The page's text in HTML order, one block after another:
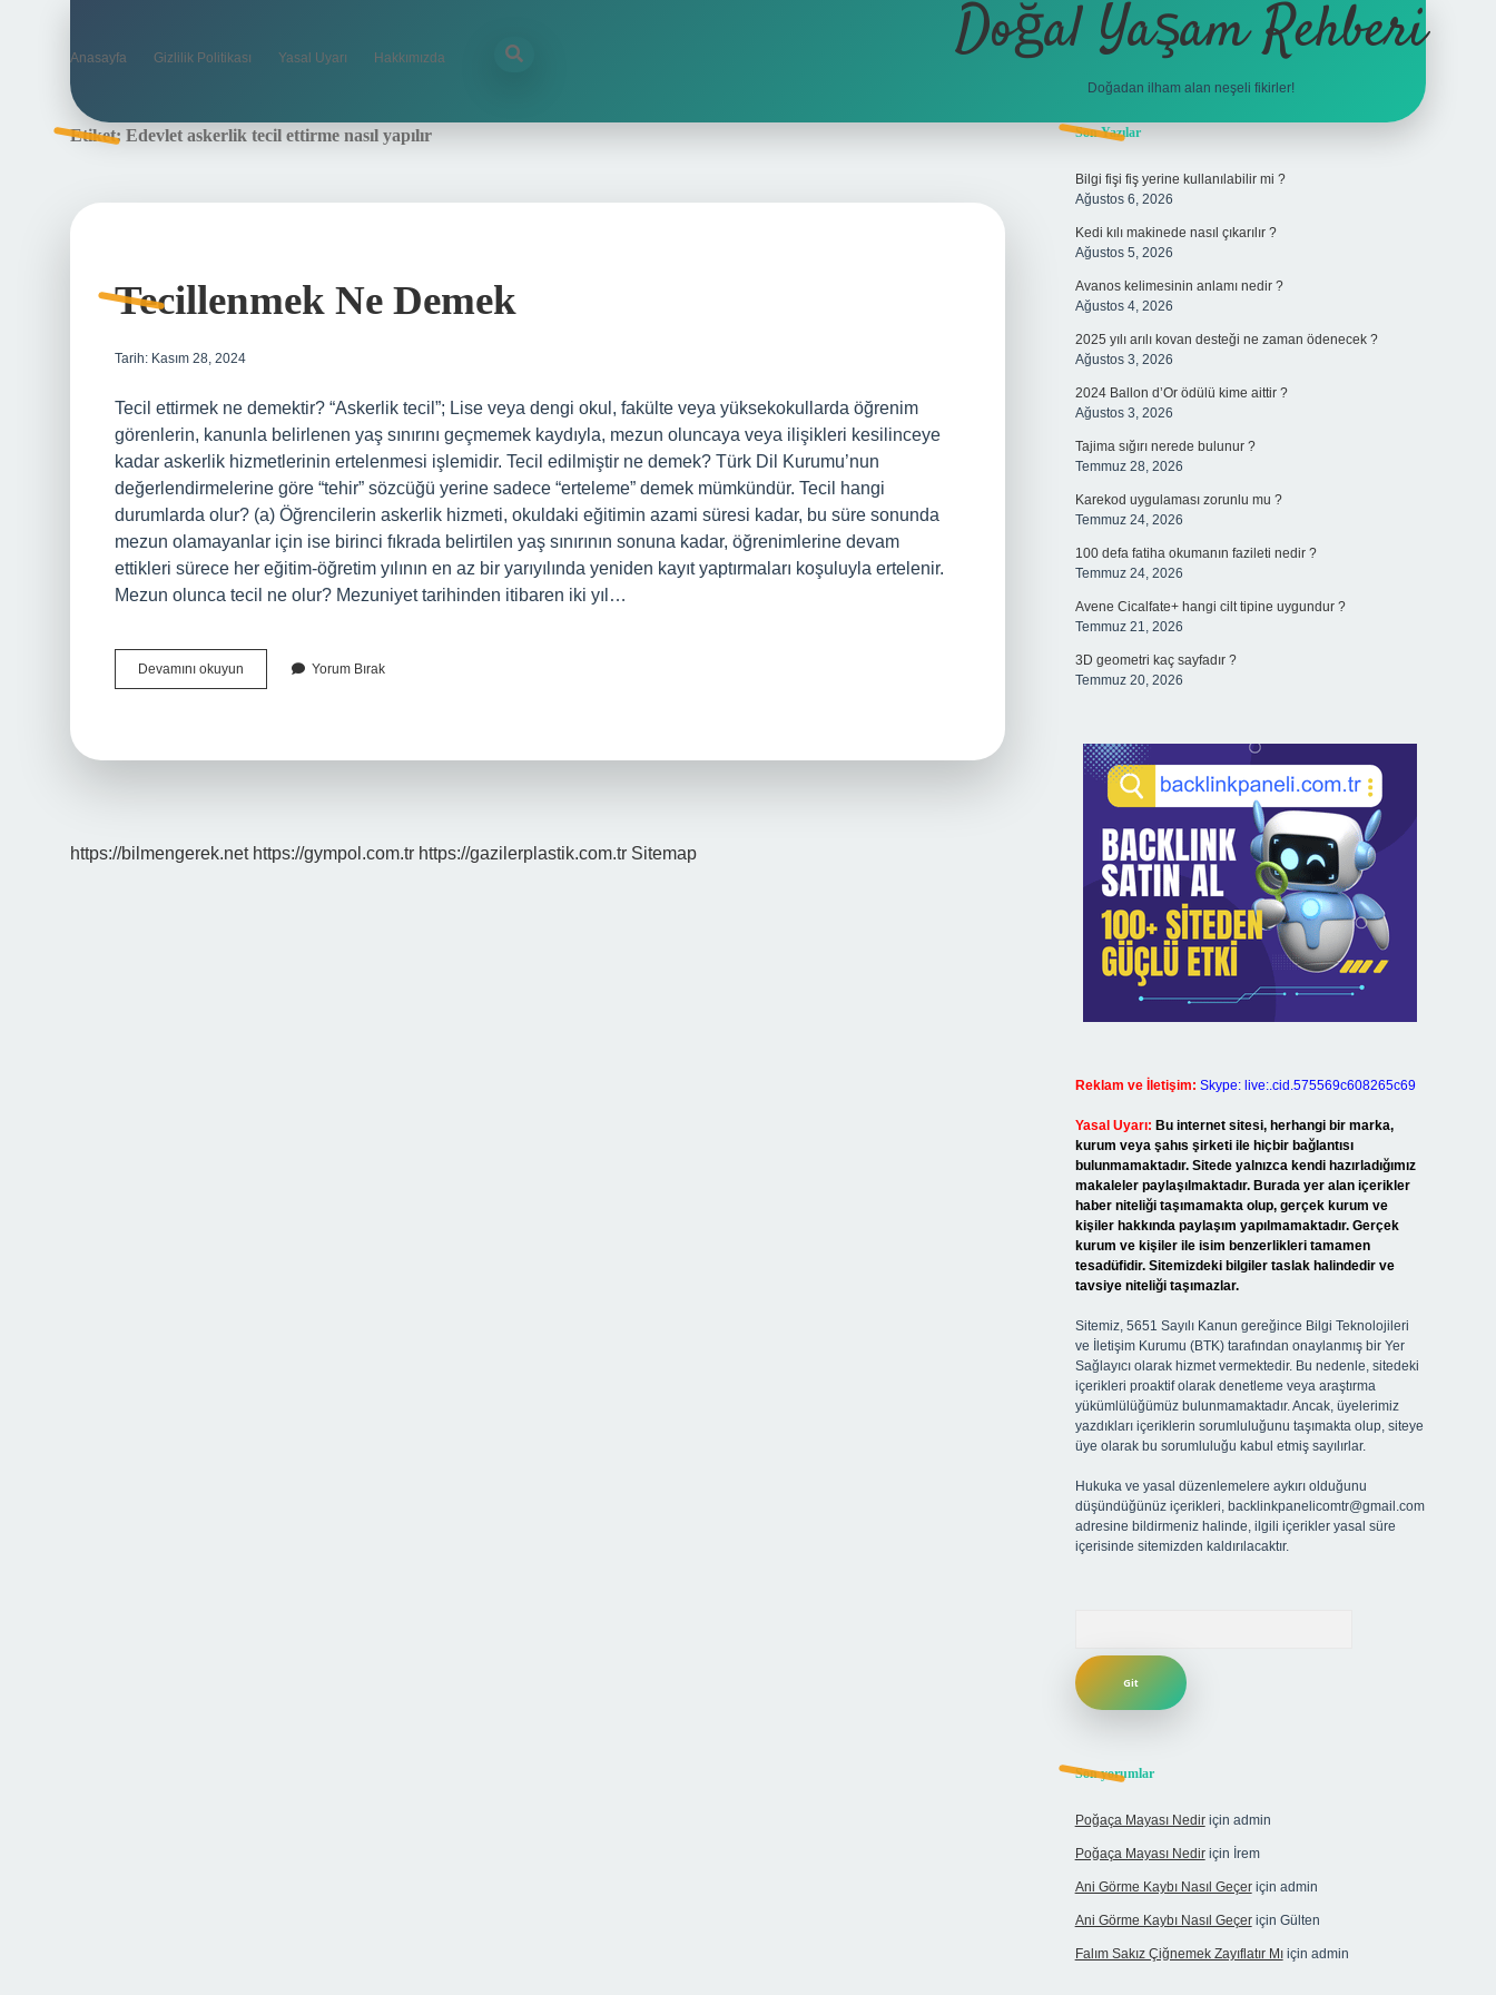
Anasayfa Gizlilik Politikası Yasal Uyarı Hakkımızda Doğal Yaşam Rehberi
Doğadan ilham alan neşeli fikirler!
Etiket: Edevlet askerlik tecil ettirme nasıl yapılır
Tecillenmek Ne Demek
Tarih: Kasım 28, 2024
Tecil ettirmek ne demektir? “Askerlik tecil”; Lise veya dengi okul, fakülte veya yüksekokullarda öğrenim
görenlerin, kanunla belirlenen yaş sınırını geçmemek kaydıyla, mezun oluncaya veya ilişikleri kesilinceye
kadar askerlik hizmetlerinin ertelenmesi işlemidir. Tecil edilmiştir ne demek? Türk Dil Kurumu’nun
değerlendirmelerine göre “tehir” sözcüğü yerine sadece “erteleme” demek mümkündür. Tecil hangi
durumlarda olur? (a) Öğrencilerin askerlik hizmeti, okuldaki eğitimin azami süresi kadar, bu süre sonunda
mezun olamayanlar için ise birinci fıkrada belirtilen yaş sınırının sonuna kadar, öğrenimlerine devam
ettikleri sürece her eğitim-öğretim yılının en az bir yarıyılında yeniden kayıt yaptırmaları koşuluyla ertelenir.
Mezun olunca tecil ne olur? Mezuniyet tarihinden itibaren iki yıl…
Devamını okuyun Tecillenmek
Ne
Yorum Bırak
https://bilmengerek.net https://gympol.com.tr https://gazilerplastik.com.tr Sitemap
Sidebar
Son Yazılar
Bilgi fişi fiş yerine kullanılabilir mi ?
Ağustos 6, 2026
Kedi kılı makinede nasıl çıkarılır ?
Ağustos 5, 2026
Avanos kelimesinin anlamı nedir ?
Ağustos 4, 2026
2025 yılı arılı kovan desteği ne zaman ödenecek ?
Ağustos 3, 2026
2024 Ballon d’Or ödülü kime aittir ?
Ağustos 3, 2026
Tajima sığırı nerede bulunur ?
Temmuz 28, 2026
Karekod uygulaması zorunlu mu ?
Temmuz 24, 2026
100 defa fatiha okumanın fazileti nedir ?
Temmuz 24, 2026
Avene Cicalfate+ hangi cilt tipine uygundur ?
Temmuz 21, 2026
3D geometri kaç sayfadır ?
Temmuz 20, 2026
Reklam ve İletişim: Skype: live:.cid.575569c608265c69
Yasal Uyarı: Bu internet sitesi, herhangi bir marka,
kurum veya şahıs şirketi ile hiçbir bağlantısı
bulunmamaktadır. Sitede yalnızca kendi hazırladığımız
makaleler paylaşılmaktadır. Burada yer alan içerikler
haber niteliği taşımamakta olup, gerçek kurum ve
kişiler hakkında paylaşım yapılmamaktadır. Gerçek
kurum ve kişiler ile isim benzerlikleri tamamen
tesadüfidir. Sitemizdeki bilgiler taslak halindedir ve
tavsiye niteliği taşımazlar.
Sitemiz, 5651 Sayılı Kanun gereğince Bilgi Teknolojileri
ve İletişim Kurumu (BTK) tarafından onaylanmış bir Yer
Sağlayıcı olarak hizmet vermektedir. Bu nedenle, sitedeki
içerikleri proaktif olarak denetleme veya araştırma
yükümlülüğümüz bulunmamaktadır. Ancak, üyelerimiz
yazdıkları içeriklerin sorumluluğunu taşımakta olup, siteye
üye olarak bu sorumluluğu kabul etmiş sayılırlar.
Hukuka ve yasal düzenlemelere aykırı olduğunu
düşündüğünüz içerikleri, backlinkpanelicomtr@gmail.com
adresine bildirmeniz halinde, ilgili içerikler yasal süre
içerisinde sitemizden kaldırılacaktır.
Son yorumlar
Poğaça Mayası Nediriçin admin
Poğaça Mayası Nediriçin İrem
Ani Görme Kaybı Nasıl Geçeriçin admin
Ani Görme Kaybı Nasıl Geçeriçin Gülten
Falım Sakız Çiğnemek Zayıflatır Mıiçin admin